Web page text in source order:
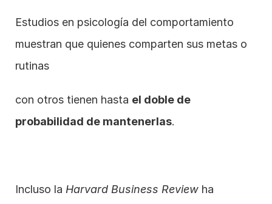
Estudios en psicología del comportamiento
muestran que quienes comparten sus metas o
rutinas
con otros tienen hasta el doble de
probabilidad de mantenerlas.
Incluso la Harvard Business Review ha